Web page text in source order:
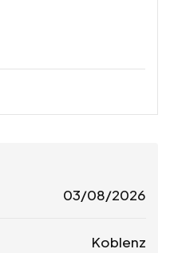
03/08/2026
Koblenz